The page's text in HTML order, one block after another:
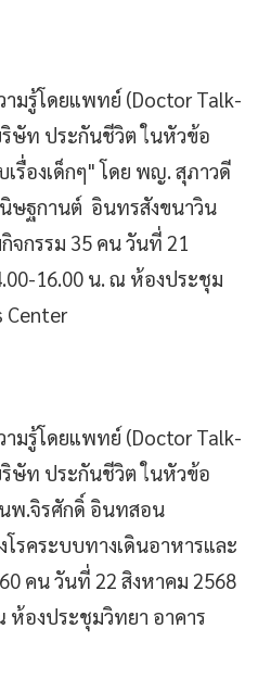
มรู้โดยแพทย์ (Doctor Talk-
ริษัท ประกันชีวิต ในหัวข้อ
รื่องเด็กๆ" โดย พญ. สุภาวดี
ษฐกานต์ อินทรสังขนาวิน
จกรรม 35 คน วันที่ 21
16.00 น. ณ ห้องประชุม
Center
มรู้โดยแพทย์ (Doctor Talk-
ริษัท ประกันชีวิต ในหัวข้อ
นพ.จิรศักดิ์ อินทสอน
รคระบบทางเดินอาหารและ
คน วันที่ 22 สิงหาคม 2568
ห้องประชุมวิทยา อาคาร